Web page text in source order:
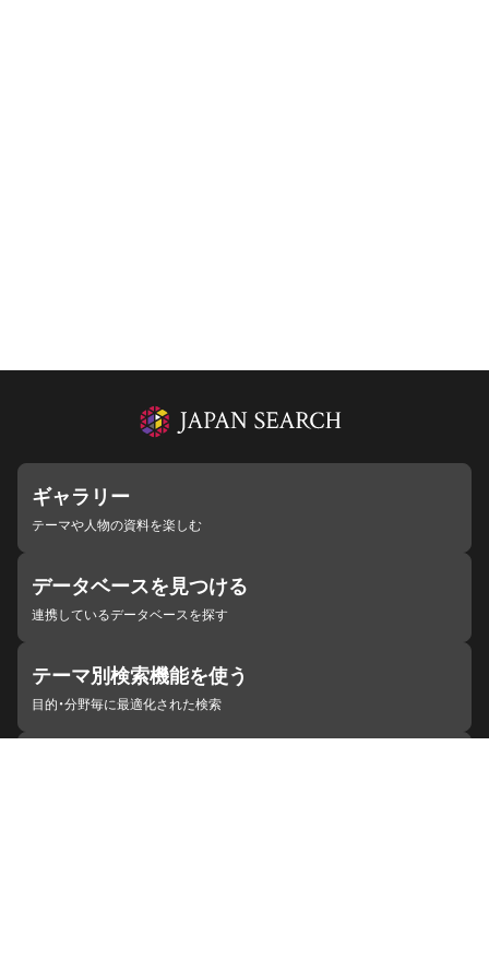
ギャラリー
テーマや人物の資料を楽しむ
データベースを見つける
連携しているデータベースを探す
テーマ別検索機能を使う
目的・分野毎に最適化された検索